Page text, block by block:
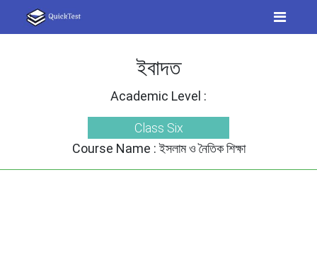
ইবাদত
Academic Level :
Class Six
Course Name :ইসলাম ও নৈতিক শিক্ষা